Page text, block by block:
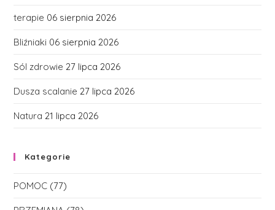
terapie 06 sierpnia 2026
Bliźniaki 06 sierpnia 2026
Sól zdrowie 27 lipca 2026
Dusza scalanie 27 lipca 2026
Natura 21 lipca 2026
Kategorie
POMOC (77)